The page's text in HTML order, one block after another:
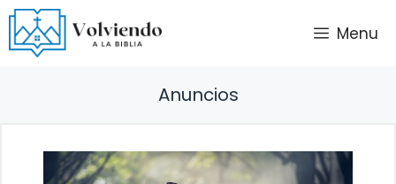
Saltar
al
contenido
Menu
Anuncios